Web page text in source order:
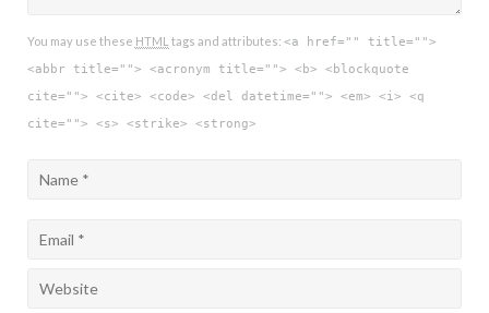
You may use these HTML tags and attributes: <a href="" title="">
<abbr title=""> <acronym title=""> <b> <blockquote
cite=""> <cite> <code> <del datetime=""> <em> <i> <q
cite=""> <s> <strike> <strong>